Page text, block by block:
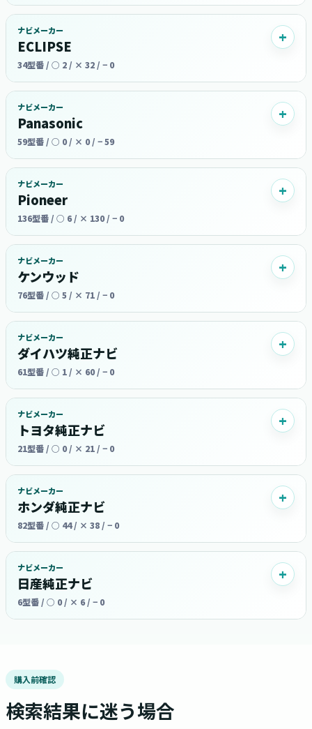
ナビメーカー
ECLIPSE
34型番 / ○ 2 / × 32 / − 0
ナビメーカー
Panasonic
59型番 / ○ 0 / × 0 / − 59
ナビメーカー
Pioneer
136型番 / ○ 6 / × 130 / − 0
ナビメーカー
ケンウッド
76型番 / ○ 5 / × 71 / − 0
ナビメーカー
ダイハツ純正ナビ
61型番 / ○ 1 / × 60 / − 0
ナビメーカー
トヨタ純正ナビ
21型番 / ○ 0 / × 21 / − 0
ナビメーカー
ホンダ純正ナビ
82型番 / ○ 44 / × 38 / − 0
ナビメーカー
日産純正ナビ
6型番 / ○ 0 / × 6 / − 0
購入前確認
検索結果に迷う場合